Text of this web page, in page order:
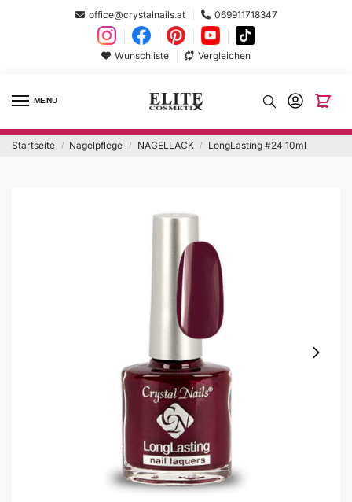
office@crystalnails.at 069911718347
Wunschliste Vergleichen
MENU
Startseite / Nagelpflege / NAGELLACK / LongLasting #24 10ml